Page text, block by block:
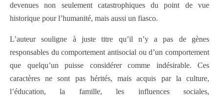
devenues non seulement catastrophiques du point de vue
historique pour l’humanité, mais aussi un fiasco.
L’auteur souligne à juste titre qu’il n’y a pas de gènes
responsables du comportement antisocial ou d’un comportement
que quelqu’un puisse considérer comme indésirable. Ces
caractères ne sont pas hérités, mais acquis par la culture,
l’éducation, la famille, les influences sociales,